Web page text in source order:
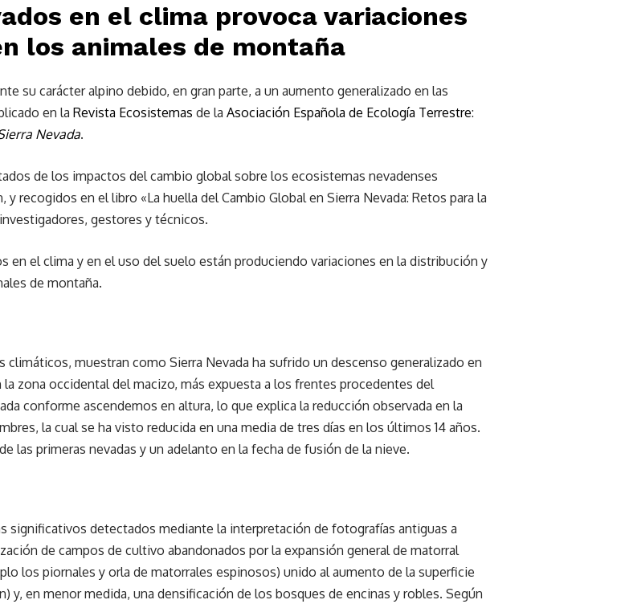
en el clima provoca variaciones
los animales de montaña
su carácter alpino debido, en gran parte, a un aumento generalizado en las
en la Revista Ecosistemas de la Asociación Española de Ecología Terrestre:
Nevada.
de los impactos del cambio global sobre los ecosistemas nevadenses
recogidos en el libro «La huella del Cambio Global en Sierra Nevada: Retos para la
gestores y técnicos.
en el clima y en el uso del suelo están produciendo variaciones en la distribución y
de montaña.
climáticos, muestran como Sierra Nevada ha sufrido un descenso generalizado en
zona occidental del macizo, más expuesta a los frentes procedentes del
conforme ascendemos en altura, lo que explica la reducción observada en la
la cual se ha visto reducida en una media de tres días en los últimos 14 años.
las primeras nevadas y un adelanto en la fecha de fusión de la nieve.
significativos detectados mediante la interpretación de fotografías antiguas a
de campos de cultivo abandonados por la expansión general de matorral
los piornales y orla de matorrales espinosos) unido al aumento de la superficie
y, en menor medida, una densificación de los bosques de encinas y robles. Según